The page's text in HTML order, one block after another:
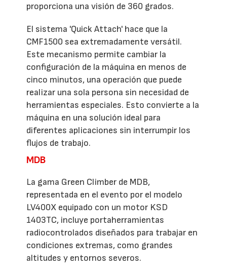
proporciona una visión de 360 grados.
El sistema 'Quick Attach' hace que la
CMF1500 sea extremadamente versátil.
Este mecanismo permite cambiar la
configuración de la máquina en menos de
cinco minutos, una operación que puede
realizar una sola persona sin necesidad de
herramientas especiales. Esto convierte a la
máquina en una solución ideal para
diferentes aplicaciones sin interrumpir los
flujos de trabajo.
MDB
La gama Green Climber de MDB,
representada en el evento por el modelo
LV400X equipado con un motor KSD
1403TC, incluye portaherramientas
radiocontrolados diseñados para trabajar en
condiciones extremas, como grandes
altitudes y entornos severos.